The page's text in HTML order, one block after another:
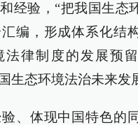
经验，“把我国生态
编，形成体系化结
法律制度的发展预
生态环境法治未来发
、体现中国特色的